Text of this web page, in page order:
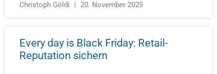
Christoph Göldi 20. November 2025
Every day is Black Friday: Retail-
Reputation sichern